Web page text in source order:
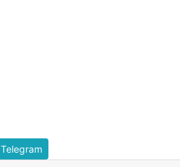
Telegram